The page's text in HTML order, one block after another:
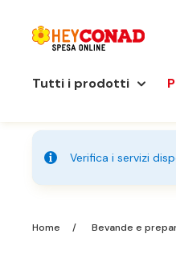
Tutti i prodotti
Verifica i servizi
Home Bevande e